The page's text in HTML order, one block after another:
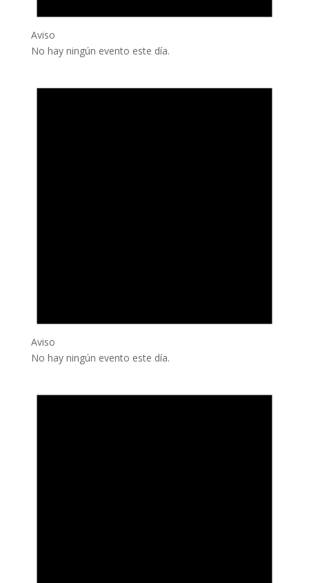
Aviso
No hay ningún evento este día.
Aviso
No hay ningún evento este día.